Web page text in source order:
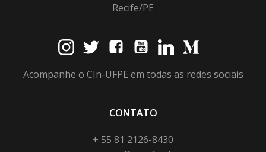
Recife/PE
Acompanhe o CIn-UFPE em todas as redes sociais
CONTATO
+ 55 81 2126-8430